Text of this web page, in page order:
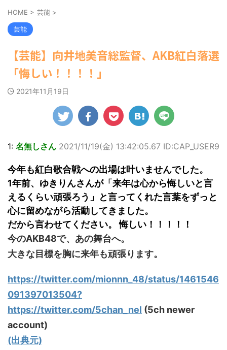
【悲報】乃木中３０ｔｈヒット祈
願が死ぬほど / 気になるニュースまと
めアンテナ
【モバマスSS】志希「苺の美味し
になるニュースまとめアンテナ (8/29
00:00)
【速報】スプラトゥーン公式、謝
罪 / 気になるニュースまとめアンテナ
すなう！ まとめアンテナ (7/30
22:16)
海外「日本よ、お前がナンバーワ
ンだ」 熊本地震直後の日本の対... / に
ゅーすなう！ まとめアンテナ
Powered by livedoor 相互
NMB48の本郷柚巴
が、漫画誌『ヤン
グアニマル』（白
イト『ヤングアニ
マルWeb』のグラ
ビアに初登場し
ボディを武器に、
中の本郷。 今回、
サイトには15カッ
り、ボディライン
際立つタイトなセ
カットから、笑顔
キュートなビキ
ニ、迫力バスト目
を引くランジェリ
ー姿のカットなど
盛りだくさんの内
容となっている。
http://www.rbbto
「OS☆K」の南み
ゆかさんが、6月
20日発売のマンガ
に登場した。 南さ
んは2005年10月10
紙を飾ったことが
も再登場した。
「異例続きの高校1
年生にグラビア界
が揺れた！！」と
紹介され、水着姿
を披露した。 ...
ルミライ』（講談
ングジャンル別
「写真集」で共に2
大胆すぎる肌見
中川翔子 自身10年
ぶりの写真集とな
る本作は、全編沖
縄でロケを敢行。
をさせていただい
HOME > 芸能 >
芸能
【芸能】向井地美音総監督、AKB紅白落選
「悔しい！！！！」
2021年11月19日
1: 名無しさん 2021/11/19(金) 13:42:05.67 ID:CAP_USER9
今年も紅白歌合戦への出場は叶いませんでした。
1年前、ゆきりんさんが「来年は心から悔しいと言
えるくらい頑張ろう」と言ってくれた言葉をずっと
心に留めながら活動してきました。
だから言わせてください。 悔しい！！！！！
今のAKB48で、あの舞台へ。
大きな目標を胸に来年も頑張ります。
https://twitter.com/mionnn_48/status/1461546
091397013504?
https://twitter.com/5chan_nel (5ch newer
account)
(出典元)